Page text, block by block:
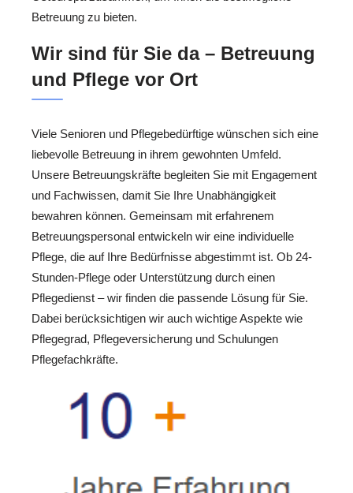
Betreuung zu bieten.
Wir sind für Sie da – Betreuung
und Pflege vor Ort
Viele Senioren und Pflegebedürftige wünschen sich eine
liebevolle Betreuung in ihrem gewohnten Umfeld.
Unsere Betreuungskräfte begleiten Sie mit Engagement
und Fachwissen, damit Sie Ihre Unabhängigkeit
bewahren können. Gemeinsam mit erfahrenem
Betreuungspersonal entwickeln wir eine individuelle
Pflege, die auf Ihre Bedürfnisse abgestimmt ist. Ob 24-
Stunden-Pflege oder Unterstützung durch einen
Pflegedienst – wir finden die passende Lösung für Sie.
Dabei berücksichtigen wir auch wichtige Aspekte wie
Pflegegrad, Pflegeversicherung und Schulungen
Pflegefachkräfte.